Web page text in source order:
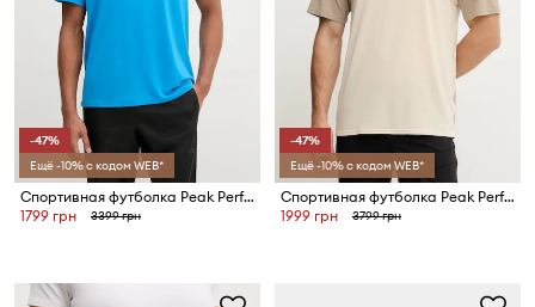
-47%
Ещё -10% с кодом WEB*
Спортивная футболка Peak Performance Trail
1799 грн
3399 грн
-47%
Ещё -10% с кодом WEB*
Спортивная футболка Peak Performance
1999 грн
3799 грн